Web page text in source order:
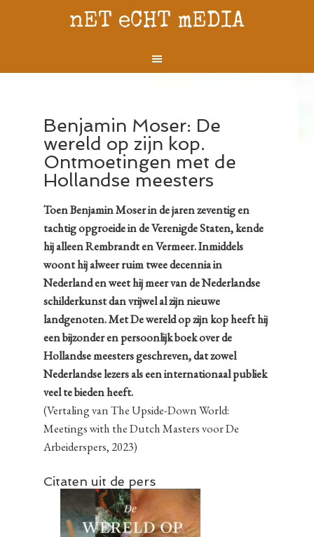
nET eCHT mEDIA
Benjamin Moser: De
wereld op zijn kop.
Ontmoetingen met de
Hollandse meesters
Toen Benjamin Moser in de jaren zeventig en
tachtig opgroeide in de Verenigde Staten, kende
hij alleen Rembrandt en Vermeer. Inmiddels
woont hij alweer ruim twee decennia in
Nederland en weet hij meer van de Nederlandse
schilderkunst dan vrijwel al zijn nieuwe
landgenoten. Met De wereld op zijn kop heeft hij
een bijzonder en persoonlijk boek over de
Hollandse meesters geschreven, dat zowel
Nederlandse lezers als een internationaal publiek
veel te bieden heeft.
(Vertaling van The Upside-Down World:
Meetings with the Dutch Masters voor De
Arbeiderspers, 2023)
Citaten uit de pers